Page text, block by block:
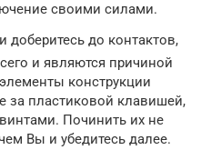
своими силами.
доберитесь до контактов,
и являются причиной
конструкции
за пластиковой клавишей,
Починить их не
Вы и убедитесь далее.